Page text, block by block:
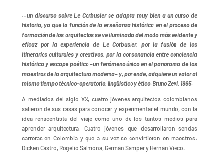
…un discurso sobre Le Corbusier se adapta muy bien a un curso de
historia, ya que la función de la enseñanza histórica en el proceso de
formación de los arquitectos se ve iluminada del modo más evidente y
eficaz por la experiencia de Le Corbusier, por la fusión de los
itinerarios culturales y creativos, por la consonancia entre conciencia
histórica y escape poético –un fenómeno único en el panorama de los
maestros de la arquitectura moderna– y, por ende, adquiere un valor al
mismo tiempo técnico-operatorio, lingüístico y ético. Bruno Zevi, 1965.
A mediados del siglo XX, cuatro jóvenes arquitectos colombianos
salieron de sus casas para conocer y experimentar el mundo, con la
idea renacentista del viaje como uno de los tantos medios para
aprender arquitectura. Cuatro jóvenes que desarrollaron sendas
carreras en Colombia y que a su vez se convirtieron en maestros:
Dicken Castro, Rogelio Salmona, Germán Samper y Hernán Vieco.